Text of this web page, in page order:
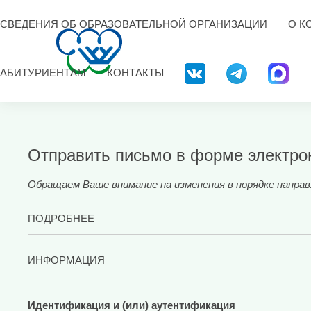
СВЕДЕНИЯ ОБ ОБРАЗОВАТЕЛЬНОЙ ОРГАНИЗАЦИИ О
АБИТУРИЕНТАМ КОНТАКТЫ
Отправить письмо в форме
Обращаем Ваше внимание на изменения в порядке
ПОДРОБНЕЕ
Федерации»
телекоммуникационной сети «Интернет».Направление
ИНФОРМАЦИЯ
Идентификация и (или) аутентификация